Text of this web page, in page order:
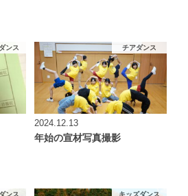
ンス チアダンス
2024.12.13
年始の宣材写真撮影